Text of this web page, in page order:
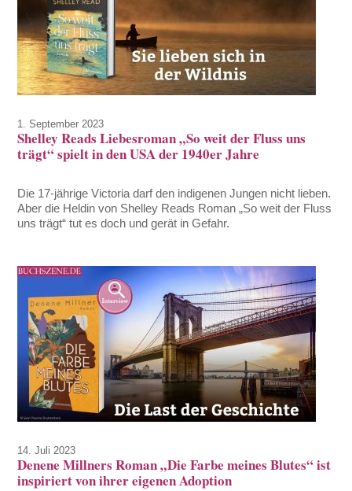
1. September 2023
Shelley Reads Liebesroman „So weit der Fluss uns
trägt“ spielt in den USA der 1940er Jahre
Die 17-jährige Victoria darf den indigenen Jungen nicht lieben.
Aber die Heldin von Shelley Reads Roman „So weit der Fluss
uns trägt“ tut es doch und gerät in Gefahr.
14. Juli 2023
Denene Millners Roman „Die Farbe meines Blutes“ ist
inspiriert von ihrer eigenen Adoption